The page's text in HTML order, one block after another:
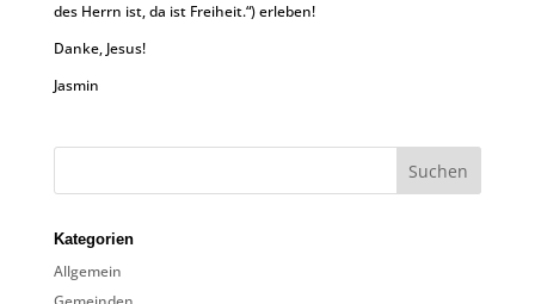
des Herrn ist, da ist Freiheit.“) erleben!
Danke, Jesus!
Jasmin
Kategorien
Allgemein